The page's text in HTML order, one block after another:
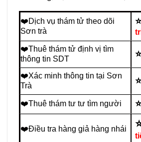
thu hoặc phụ thu khi khách
thêm.
Giá dịch vụ của Phúc An
chăng, cạnh tranh nhất thị
❤️Dịch vụ thám tử theo dõi
Sơn trà
⭐
thông tin SDT
⭐